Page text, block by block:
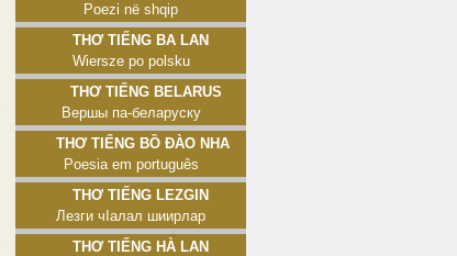
Poezi në shqip
Thơ tiếng Ba Lan
Wiersze po polsku
Thơ tiếng Belarus
Вершы па-беларуску
Thơ tiếng Bồ Đào Nha
Poesia em português
Thơ tiếng Lezgin
Лезги чӀалал шиирлар
Thơ tiếng Hà Lan